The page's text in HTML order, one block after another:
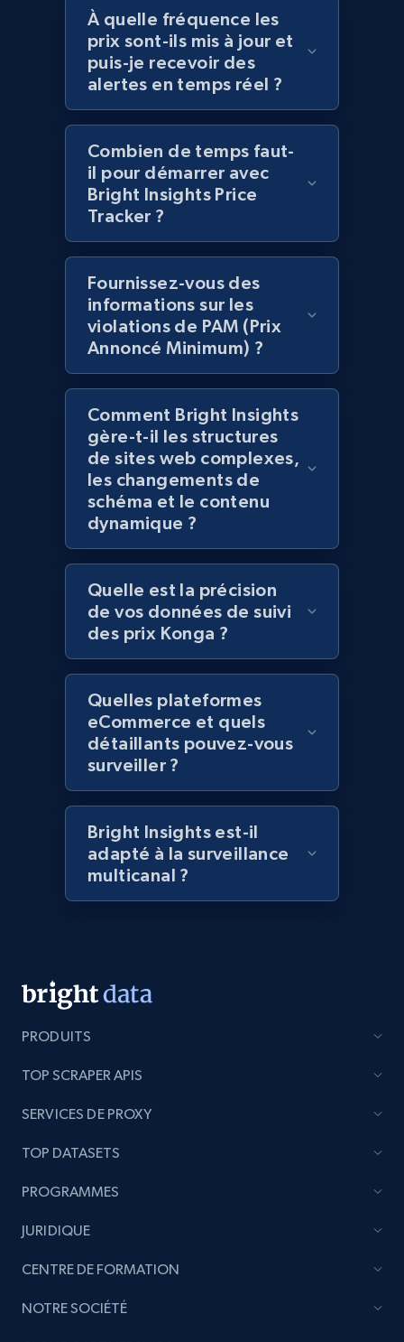
products by specific category URL
Title, Seller name, Brand, Description, Initial
price, Currency, Availability, Reviews count, and
2.1K+ 375+ Commencer
Amazon products global dataset -
Collecting products by keyword search
Title, Seller name, Brand, Description, Initial
price, Currency, Availability, Reviews count, and
2.1K+ 375+ Commencer
Amazon products global dataset - Collects
products by best sellers category URL
Title, Seller name, Brand, Description, Initial
price, Currency, Availability, Reviews count, and
2.1K+ 375+ Commencer
Amazon products by seller URL
Title, Seller name, Brand, Description, Initial
price, Currency, Availability, Reviews count, and
2.1K+ 375+ Commencer
Amazon products global dataset - Collect
more.
2.1K+
Etsy
URL, Product id, Listing inventory id, Title, Rating,
price, and more.
À quelle fréquence les
prix sont-ils mis à jour et
puis-je recevoir des
alertes en temps réel ?
Combien de temps faut-
il pour démarrer avec
Bright Insights Price
Tracker ?
Fournissez-vous des
informations sur les
violations de PAM (Prix
Annoncé Minimum) ?
Comment Bright Insights
gère-t-il les structures
de sites web complexes,
les changements de
schéma et le contenu
dynamique ?
Quelle est la précision
de vos données de suivi
des prix Konga ?
Quelles plateformes
eCommerce et quels
détaillants pouvez-vous
surveiller ?
Bright Insights est-il
adapté à la surveillance
multicanal ?
PRODUITS
TOP SCRAPER APIS
SERVICES DE PROXY
TOP DATASETS
PROGRAMMES
JURIDIQUE
CENTRE DE FORMATION
NOTRE SOCIÉTÉ